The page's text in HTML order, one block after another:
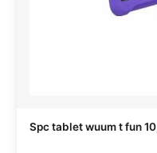
Spc tablet wuum t fun